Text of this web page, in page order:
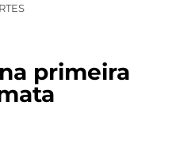
primeira